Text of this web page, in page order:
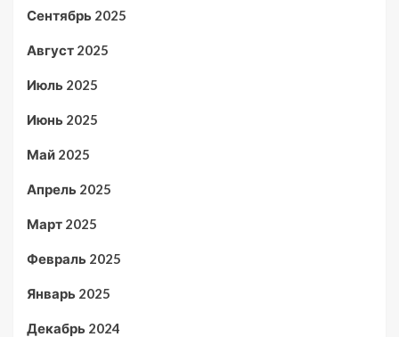
Сентябрь 2025
Август 2025
Июль 2025
Июнь 2025
Май 2025
Апрель 2025
Март 2025
Февраль 2025
Январь 2025
Декабрь 2024